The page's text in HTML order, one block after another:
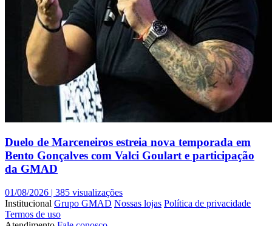
Duelo de Marceneiros estreia nova temporada em
Bento Gonçalves com Valci Goulart e participação
da GMAD
01/08/2026 | 385 visualizações
Institucional Grupo GMAD Nossas lojas Política de privacidade
Termos de uso